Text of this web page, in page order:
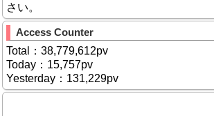
さい。
Access Counter
Total：38,779,612pv
Today：15,757pv
Yesterday：131,229pv